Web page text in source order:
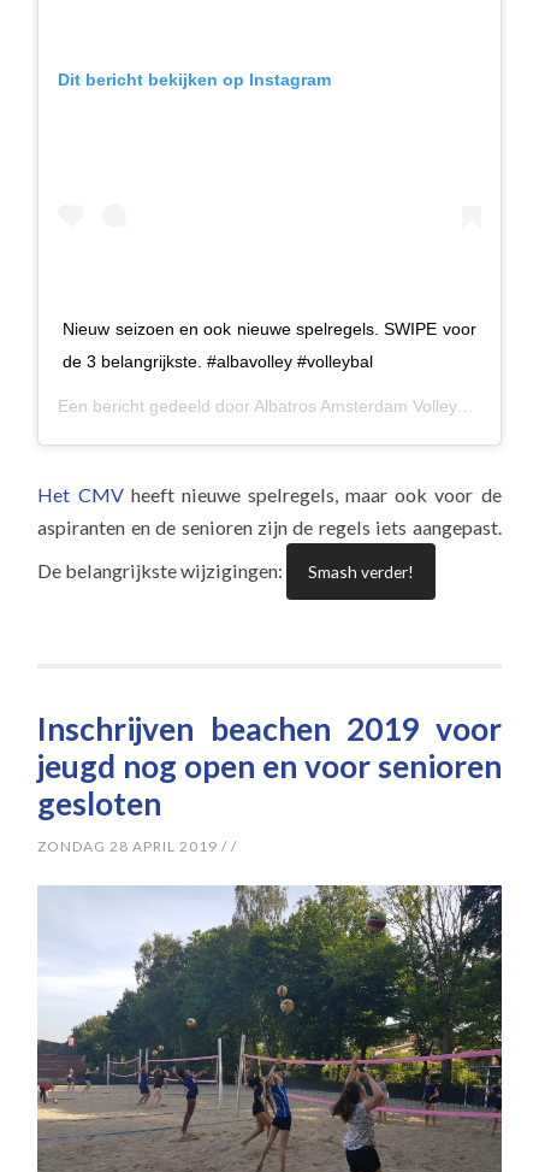
Dit bericht bekijken op Instagram
Nieuw seizoen en ook nieuwe spelregels. SWIPE voor
de 3 belangrijkste. #albavolley #volleybal
Een bericht gedeeld door Albatros Amsterdam Volleybal
Het CMVheeft nieuwe spelregels, maar ook voor de
aspiranten en de senioren zijn de regels iets aangepast.
De belangrijkste wijzigingen:
Smash verder!
Inschrijven beachen 2019 voor
jeugd nog open en voor senioren
gesloten
ZONDAG 28 APRIL 2019 //